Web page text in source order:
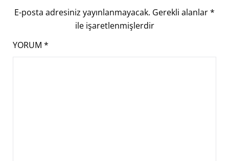
E-posta adresiniz yayınlanmayacak. Gerekli alanlar*
ile işaretlenmişlerdir
YORUM *